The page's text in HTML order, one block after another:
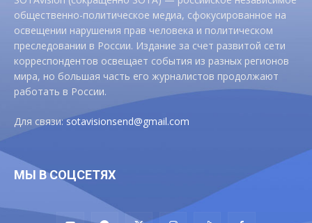
общественно-политическое медиа, сфокусированное на
освещении нарушения прав человека и политическом
преследовании в России. Издание за счет развитой сети
корреспондентов освещает события из разных регионов
мира, но большая часть его журналистов продолжают
работать в России.
Для связи:sotavisionsend@gmail.com
МЫ В СОЦСЕТЯХ